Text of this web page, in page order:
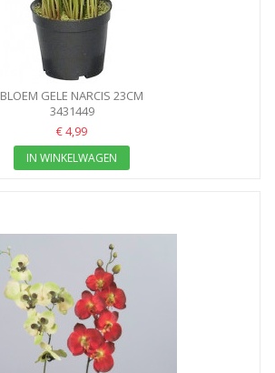
BLOEM GELE NARCIS 23CM
3431449
€ 4,99
IN WINKELWAGEN